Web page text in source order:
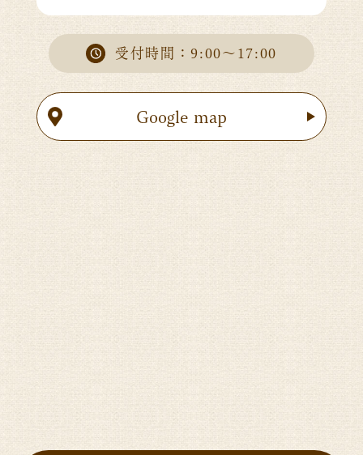
受付時間：9:00～17:00
Google map